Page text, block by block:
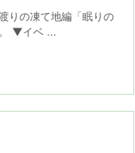
りの凍て地編「眠りの
▼イベ ...